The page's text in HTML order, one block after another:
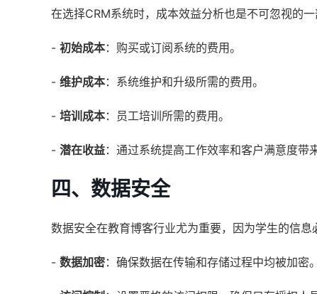
在选择CRM系统时，成本效益分析也是不可忽视的一
- 初始成本：购买或订阅系统的费用。
- 维护成本：系统维护和升级所需的费用。
- 培训成本：员工培训所需的费用。
- 潜在收益：通过系统提高工作效率和客户满意度带
四、数据安全
数据安全在教育博客行业尤为重要，因为学生的信
- 数据加密：确保数据在传输和存储过程中均被加密。